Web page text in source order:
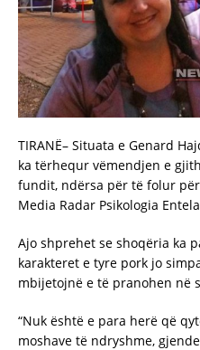
TIRANË– Situata e Genard
ka tërhequr vëmendjen e
fundit, ndërsa për të folur
Media Radar Psikologia
Ajo shprehet se shoqëria ka
karakteret e tyre pork jo
mbijetojnë e të pranohen në
“Nuk është e para herë që
moshave të ndryshme,